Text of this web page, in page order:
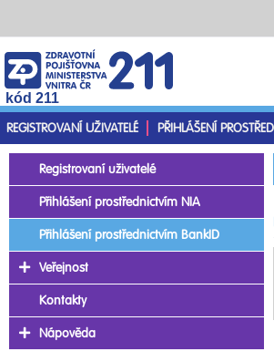
kód 211
REGISTROVANÍ UŽIVATELÉ
PŘIHLÁŠENÍ
Registrovaní uživatelé
Přihlášení prostřednictvím NIA
Přihlášení prostřednictvím BankID
Veřejnost
Kontakty
Nápověda